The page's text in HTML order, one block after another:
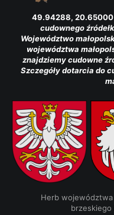
49.94288, 20.65000
cudownego
Województwo
województwa
znajdziemy cudowne
Szczegóły dotarcia do
Herb województwa
brzeskiego